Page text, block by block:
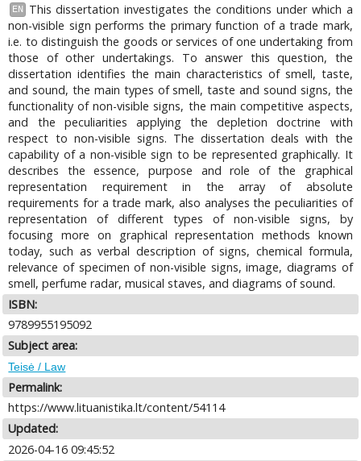
EN
This dissertation investigates the conditions under which a
non-visible sign performs the primary function of a trade mark,
i.e. to distinguish the goods or services of one undertaking from
those of other undertakings. To answer this question, the
dissertation identifies the main characteristics of smell, taste,
and sound, the main types of smell, taste and sound signs, the
functionality of non-visible signs, the main competitive aspects,
and the peculiarities applying the depletion doctrine with
respect to non-visible signs. The dissertation deals with the
capability of a non-visible sign to be represented graphically. It
describes the essence, purpose and role of the graphical
representation requirement in the array of absolute
requirements for a trade mark, also analyses the peculiarities of
representation of different types of non-visible signs, by
focusing more on graphical representation methods known
today, such as verbal description of signs, chemical formula,
relevance of specimen of non-visible signs, image, diagrams of
smell, perfume radar, musical staves, and diagrams of sound.
ISBN:
9789955195092
Subject area:
Teisė / Law
Permalink:
https://www.lituanistika.lt/content/54114
Updated:
2026-04-16 09:45:52